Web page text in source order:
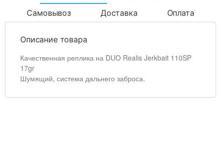
Самовывоз
Доставка Оплата
Описание товара
Качественная реплика на DUO Realis Jerkbait 110SP
17gr
Шумящий, система дальнего заброса.